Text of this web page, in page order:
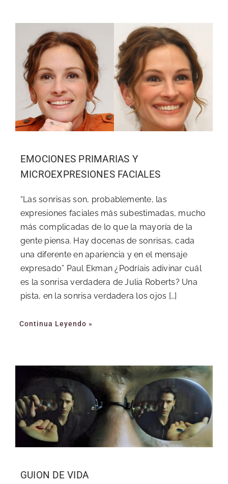
Blog
EMOCIONES PRIMARIAS Y
MICROEXPRESIONES FACIALES
“Las sonrisas son, probablemente, las
expresiones faciales más subestimadas, mucho
más complicadas de lo que la mayoría de la
gente piensa. Hay docenas de sonrisas, cada
una diferente en apariencia y en el mensaje
expresado” Paul Ekman ¿Podríais adivinar cuál
es la sonrisa verdadera de Julia Roberts? Una
pista, en la sonrisa verdadera los ojos […]
Continua Leyendo »
GUION DE VIDA